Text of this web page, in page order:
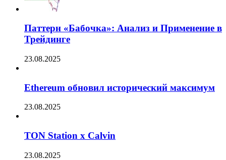
Паттерн «Бабочка»: Анализ и Применение в
Трейдинге
23.08.2025
Ethereum обновил исторический максимум
23.08.2025
TON Station x Calvin
23.08.2025